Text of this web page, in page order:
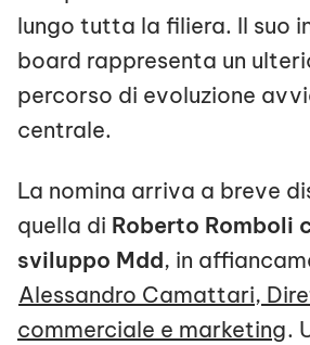
lungo tutta la filiera. Il suo
board rappresenta un
percorso di evoluzione
centrale.
La nomina arriva a breve
quella di Roberto Romboli
sviluppo Mdd, in
Alessandro Camattari,
commerciale e marketing.